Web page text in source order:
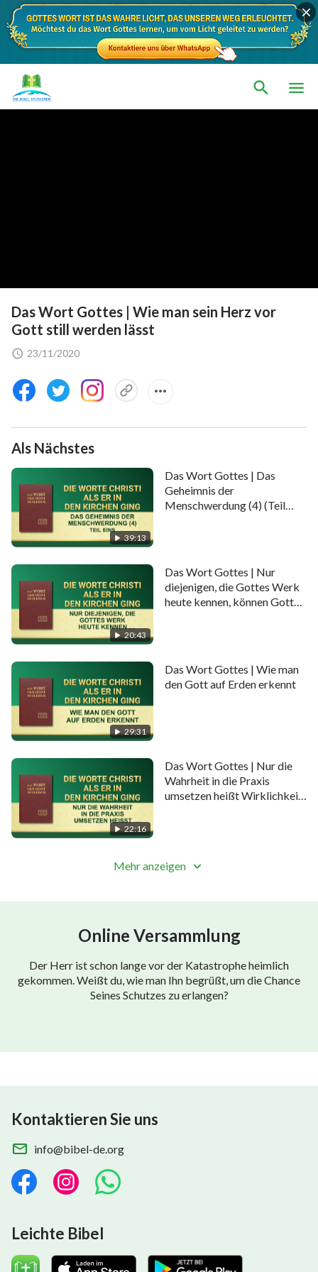
Das Wort Gottes | Wie man sein Herz vor
Gott still werden lässt
23/11/2020
Als Nächstes
39:13
Das Wort Gottes | Das
Geheimnis der
Menschwerdung (4) (Teil
20:43
Das Wort Gottes | Nur
diejenigen, die Gottes Werk
heute kennen, können Gott
29:31
Das Wort Gottes | Wie man
den Gott auf Erden erkennt
22:16
Das Wort Gottes | Nur die
Wahrheit in die Praxis
umsetzen heißt Wirklichkeit
Mehr anzeigen
Online Versammlung
Der Herr ist schon lange vor der Katastrophe heimlich
gekommen. Weißt du, wie man Ihn begrüßt, um die Chance
Seines Schutzes zu erlangen?
Kontaktieren Sie uns
info@bibel-de.org
Leichte Bibel